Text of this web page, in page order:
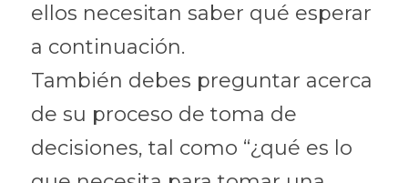
ellos necesitan saber qué esperar
a continuación.
También debes preguntar acerca
de su proceso de toma de
decisiones, tal como “¿qué es lo